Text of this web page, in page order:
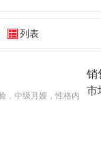
Z 列表
销
市
，中级月嫂，性格内